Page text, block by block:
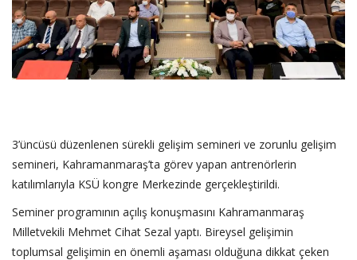
3’üncüsü düzenlenen sürekli gelişim semineri ve zorunlu gelişim
semineri, Kahramanmaraş’ta görev yapan antrenörlerin
katılımlarıyla KSÜ kongre Merkezinde gerçekleştirildi.
Seminer programının açılış konuşmasını Kahramanmaraş
Milletvekili Mehmet Cihat Sezal yaptı. Bireysel gelişimin
toplumsal gelişimin en önemli aşaması olduğuna dikkat çeken